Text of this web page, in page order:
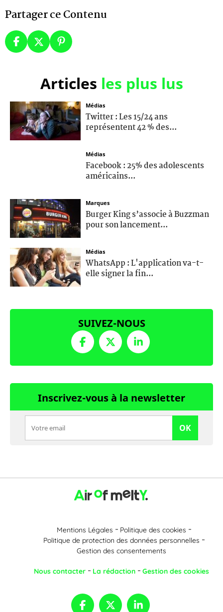
Partager ce Contenu
Articles les plus lus
Médias
Twitter : Les 15/24 ans
représentent 42 % des...
Médias
Facebook : 25% des adolescents
américains...
Marques
Burger King s’associe à Buzzman
pour son lancement...
Médias
WhatsApp : L'application va-t-
elle signer la fin...
SUIVEZ-NOUS
Inscrivez-vous à la newsletter
OK
Mentions Légales
Politique des cookies
Politique de protection des données personnelles
Gestion des consentements
Nous contacter La rédaction Gestion des cookies